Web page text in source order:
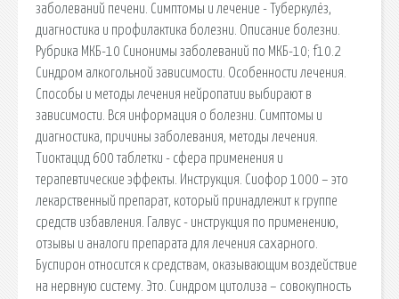
заболеваний печени. Симптомы и лечение - Туберкулёз,
диагностика и профилактика болезни. Описание болезни.
Рубрика МКБ-10 Синонимы заболеваний по МКБ-10; f10.2
Синдром алкогольной зависимости. Особенности лечения.
Способы и методы лечения нейропатии выбирают в
зависимости. Вся информация о болезни. Симптомы и
диагностика, причины заболевания, методы лечения.
Тиоктацид 600 таблетки - сфера применения и
терапевтические эффекты. Инструкция. Сиофор 1000 – это
лекарственный препарат, который принадлежит к группе
средств избавления. Галвус - инструкция по применению,
отзывы и аналоги препарата для лечения сахарного.
Буспирон относится к средствам, оказывающим воздействие
на нервную систему. Это. Синдром цитолиза – совокупность